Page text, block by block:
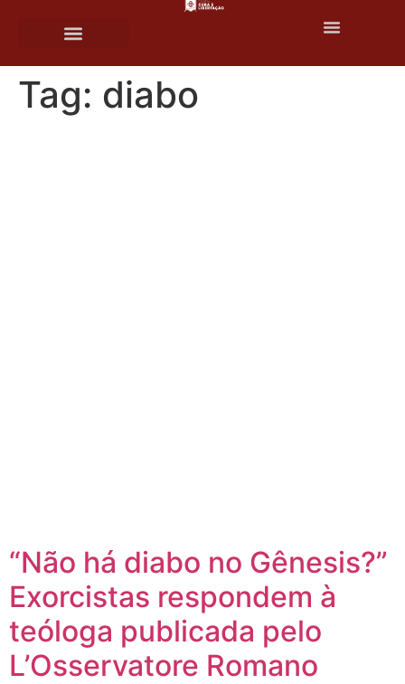
Tag: diabo
“Não há diabo no Gênesis?”
Exorcistas respondem à
teóloga publicada pelo
L’Osservatore Romano